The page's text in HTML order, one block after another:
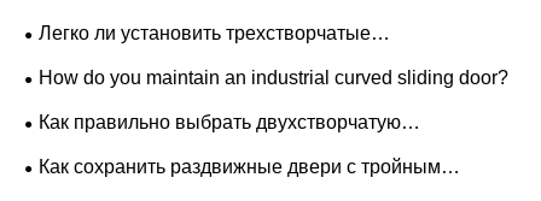
Легко ли установить трехстворчатые
автоматические вращающиеся двери?
How do you maintain an industrial curved sliding door?
Как правильно выбрать двухстворчатую
автоматическую вращающуюся дверь для вашего
Как сохранить раздвижные двери с тройным